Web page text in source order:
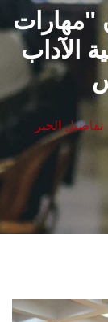
الشئون الأكاديمية
البحث العلمي
المراكز والوحدات
الأنظمة الذكية
"مهارات
الآداب
تفاصيل الخبر